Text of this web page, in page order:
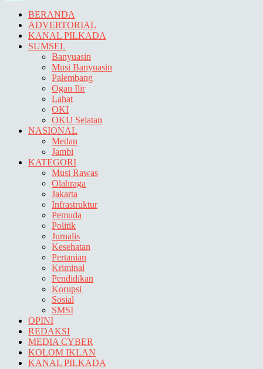
YouTube
BERANDA
ADVERTORIAL
KANAL PILKADA
SUMSEL
Banyuasin
Musi Banyuasin
Palembang
Ogan Ilir
Lahat
OKI
OKU Selatan
NASIONAL
Medan
Jambi
KATEGORI
Musi Rawas
Olahraga
Jakarta
Infrastruktur
Pemuda
Politik
Jurnalis
Kesehatan
Pertanian
Kriminal
Pendidikan
Korupsi
Sosial
SMSI
OPINI
REDAKSI
MEDIA CYBER
KOLOM IKLAN
KANAL PILKADA